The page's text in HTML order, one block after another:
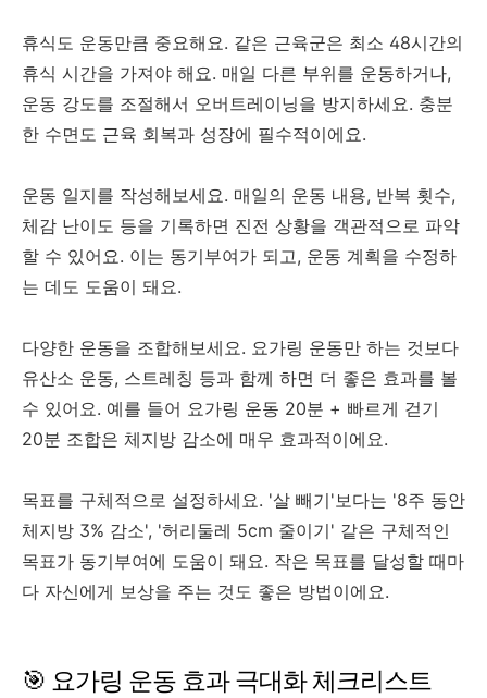
휴식도 운동만큼 중요해요. 같은 근육군은 최소 48시간의
휴식 시간을 가져야 해요. 매일 다른 부위를 운동하거나,
운동 강도를 조절해서 오버트레이닝을 방지하세요. 충분
한 수면도 근육 회복과 성장에 필수적이에요.
운동 일지를 작성해보세요. 매일의 운동 내용, 반복 횟수,
체감 난이도 등을 기록하면 진전 상황을 객관적으로 파악
할 수 있어요. 이는 동기부여가 되고, 운동 계획을 수정하
는 데도 도움이 돼요.
다양한 운동을 조합해보세요. 요가링 운동만 하는 것보다
유산소 운동, 스트레칭 등과 함께 하면 더 좋은 효과를 볼
수 있어요. 예를 들어 요가링 운동 20분 + 빠르게 걷기
20분 조합은 체지방 감소에 매우 효과적이에요.
목표를 구체적으로 설정하세요. '살 빼기'보다는 '8주 동안
체지방 3% 감소', '허리둘레 5cm 줄이기' 같은 구체적인
목표가 동기부여에 도움이 돼요. 작은 목표를 달성할 때마
다 자신에게 보상을 주는 것도 좋은 방법이에요.
🎯 요가링 운동 효과 극대화 체크리스트